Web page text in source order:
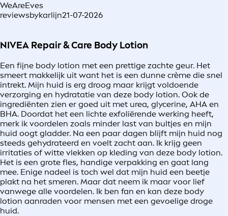
WeAreEves
reviewsbykarlijn21-07-2026
NIVEA Repair & Care Body Lotion
Een fijne body lotion met een prettige zachte geur. Het
smeert makkelijk uit want het is een dunne crème die snel
intrekt. Mijn huid is erg droog maar krijgt voldoende
verzorging en hydratatie van deze body lotion. Ook de
ingrediënten zien er goed uit met urea, glycerine, AHA en
BHA. Doordat het een lichte exfoliërende werking heeft,
merk ik voordelen zoals minder last van bultjes en mijn
huid oogt gladder. Na een paar dagen blijft mijn huid nog
steeds gehydrateerd en voelt zacht aan. Ik krijg geen
irritaties of witte vlekken op kleding van deze body lotion.
Het is een grote fles, handige verpakking en gaat lang
mee. Enige nadeel is toch wel dat mijn huid een beetje
plakt na het smeren. Maar dat neem ik maar voor lief
vanwege alle voordelen. Ik ben fan en kan deze body
lotion aanraden voor mensen met een gevoelige droge
huid.